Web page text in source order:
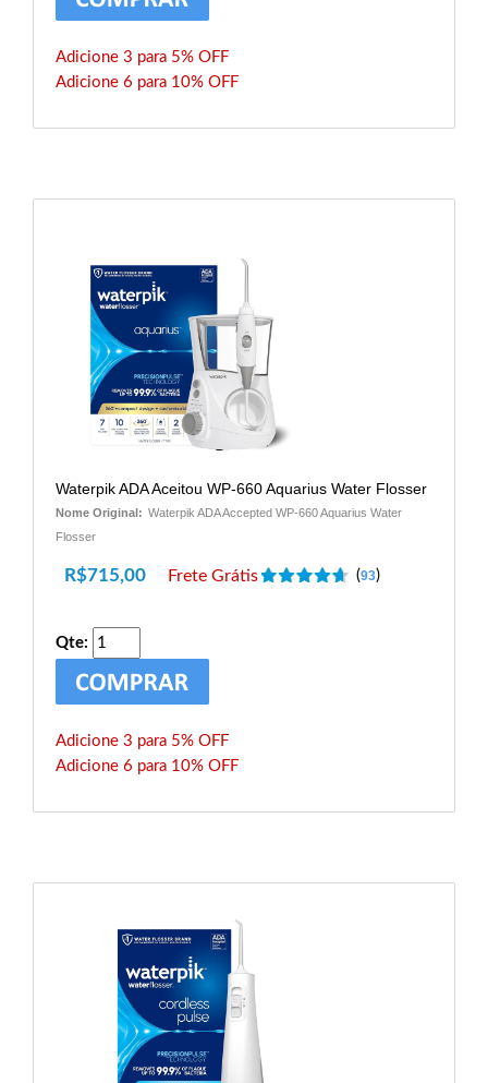
Adicione 3 para 5% OFF
Adicione 6 para 10% OFF
Waterpik ADA Aceitou WP-660 Aquarius Water Flosser
Nome Original: Waterpik ADA Accepted WP-660 Aquarius Water
Flosser
R$715,00 Frete Grátis (93)
Qte:
Adicione 3 para 5% OFF
Adicione 6 para 10% OFF